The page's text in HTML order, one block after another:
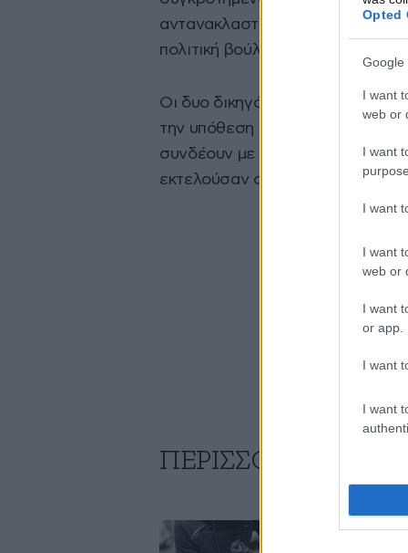
Opted
Google
I want
web or
I want
I want
I want
web or
I want
or app.
I want
I want
αντανακλαστικά διαθέτει και
πολιτική βούληση της
Οι δυο δικηγόροι συνελήφθησαν
την υπόθεση καθώς φέρονται να
συνδέουν με τους Αλβανούς
εκτελούσαν συμβόλαια θανάτου.
ΠΕΡΙΣΣΟΤΕΡΑ ΑΠΟ